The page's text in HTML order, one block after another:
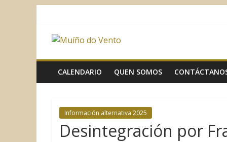
contenido
Muíño
do
Vento
Asociación
Sociocultural
CALENDARIO QUEN SOMOS
Información alternativa 2025
Desintegración por